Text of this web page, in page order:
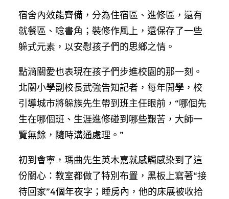
宿舍內效能齊備，分為住宿區、進修區，還有
就餐區、唸書角；裝修作風上，還保存了一些
躲式元素，以安慰孩子們的思鄉之情。
點滴關愛也表現在孩子們步進校園的那一刻。
北關小學副校長武強告知記者，每年開學，校
引導城市將躲族先生帶到班主任眼前，“哪個先
生在哪個班、生涯進修碰到哪些艱苦，大師一
覽無餘，隨時溝通處理。”
初到會寧，瑪曲先生英木嘉就感觸感染到了這
份關心：教室都做了特別布置，黑板上寫著“接
待回家”4個年夜字；睡房內，他的床展被收拾